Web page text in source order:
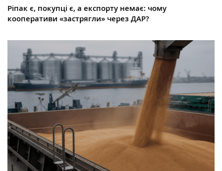
Ріпак є, покупці є, а експорту немає: чому
кооперативи «застрягли» через ДАР?